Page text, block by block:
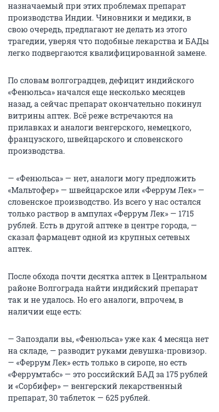
назначаемый при этих проблемах препарат
производства Индии. Чиновники и медики, в
свою очередь, предлагают не делать из этого
трагедии, уверяя что подобные лекарства и БАДы
легко подвергаются квалифицированной замене.
По словам волгоградцев, дефицит индийского
«Фенюльса» начался еще несколько месяцев
назад, а сейчас препарат окончательно покинул
витрины аптек. Всё реже встречаются на
прилавках и аналоги венгерского, немецкого,
французского, швейцарского и словенского
производства.
— «Фенюльса» — нет, аналоги могу предложить
«Мальтофер» — швейцарское или «Феррум Лек» —
словенское производство. Из всего у нас остался
только раствор в ампулах «Феррум Лек» — 1715
рублей. Есть в другой аптеке в центре города, —
сказал фармацевт одной из крупных сетевых
аптек.
После обхода почти десятка аптек в Центральном
районе Волгограда найти индийский препарат
так и не удалось. Но его аналоги, впрочем, в
наличии еще есть:
— Запоздали вы, «Фенюльса» уже как 4 месяца нет
на складе, — разводит руками девушка-провизор.
— «Феррум Лек» есть только в сиропе, но есть
«Феррумтабс» — это российский БАД за 175 рублей
и «Сорбифер» — венгерский лекарственный
препарат, 30 таблеток — 625 рублей.